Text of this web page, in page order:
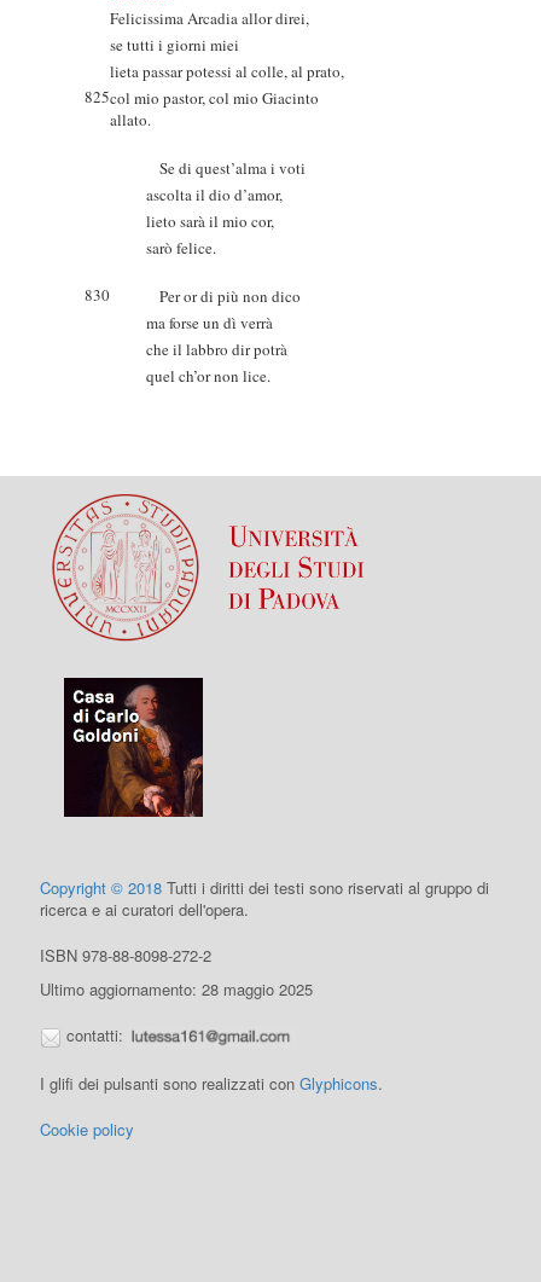
Felicissima Arcadia allor direi,
se tutti i giorni miei
lieta passar potessi al colle, al prato,
825col mio pastor, col mio Giacinto
allato.
Se di quest’alma i voti
ascolta il dio d’amor,
lieto sarà il mio cor,
sarò felice.
830
Per or di più non dico
ma forse un dì verrà
che il labbro dir potrà
quel ch’or non lice.
Copyright © 2018 Tutti i diritti dei testi sono riservati al gruppo di
ricerca e ai curatori dell'opera.
ISBN 978-88-8098-272-2
Ultimo aggiornamento: 28 maggio 2025
contatti:
I glifi dei pulsanti sono realizzati conGlyphicons.
Cookie policy